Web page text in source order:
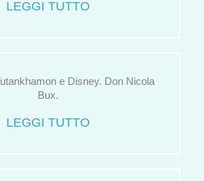
LEGGI TUTTO
e Disney. Don Nicola
Bux.
LEGGI TUTTO